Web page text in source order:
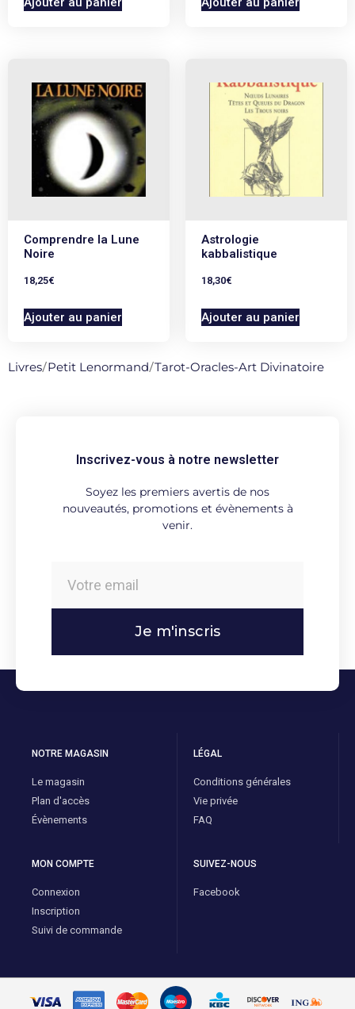
Comprendre la Lune
Noire
18,25€
Ajouter au panier
Astrologie
kabbalistique
18,30€
Ajouter au panier
Livres/Petit Lenormand/Tarot-Oracles-Art Divinatoire
Inscrivez-vous à notre newsletter
Soyez les premiers avertis de nos
nouveautés, promotions et évènements à
venir.
Je m'inscris
NOTRE MAGASIN
Le magasin
Plan d'accès
Évènements
LÉGAL
Conditions générales
Vie privée
FAQ
MON COMPTE
Connexion
Inscription
Suivi de commande
SUIVEZ-NOUS
Facebook